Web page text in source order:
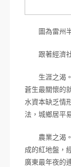
圖為雷州
跟著經濟
生涯之渴
蒼生最關懷的
水資本缺乏情
法，城鄉居平
農業之渴
成的紅地盤，
廣東最年夜的